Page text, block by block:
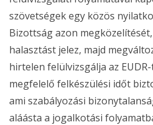
szövetségek egy közös
Bizottság azon
halasztást jelez, majd
hirtelen felülvizsgálja az
megfelelő felkészülési időt
ami szabályozási
aláásta a jogalkotási